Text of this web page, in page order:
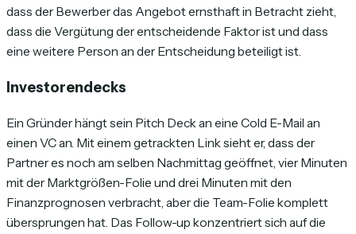
dass der Bewerber das Angebot ernsthaft in Betracht zieht,
dass die Vergütung der entscheidende Faktor ist und dass
eine weitere Person an der Entscheidung beteiligt ist.
Investorendecks
Ein Gründer hängt sein Pitch Deck an eine Cold E-Mail an
einen VC an. Mit einem getrackten Link sieht er, dass der
Partner es noch am selben Nachmittag geöffnet, vier Minuten
mit der Marktgrößen-Folie und drei Minuten mit den
Finanzprognosen verbracht, aber die Team-Folie komplett
übersprungen hat. Das Follow-up konzentriert sich auf die